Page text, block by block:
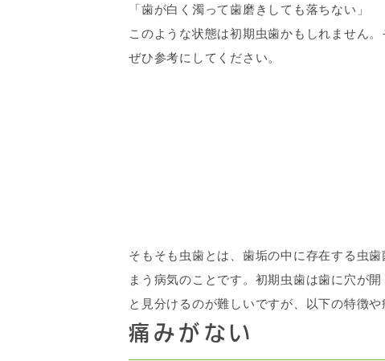
「歯が白く濁って歯磨きしても落ちない」
このような状態は初期虫歯かもしれません
ぜひ参考にしてください。
そもそも虫歯とは、歯垢の中に存在する虫
まう病気のことです。初期虫歯は歯に穴が
と見分けるのが難しいですが、以下の特徴や
痛みがない